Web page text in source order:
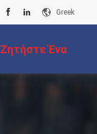
Greek
Ζητήστε Ένα
Απόσπασμα